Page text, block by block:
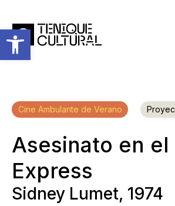
Abrir barra de herramientas
Cine Ambulante de Verano
Asesinato en el
Express
Sidney Lumet, 1974